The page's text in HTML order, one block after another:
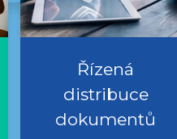
Řízená
distribuce
dokumentů